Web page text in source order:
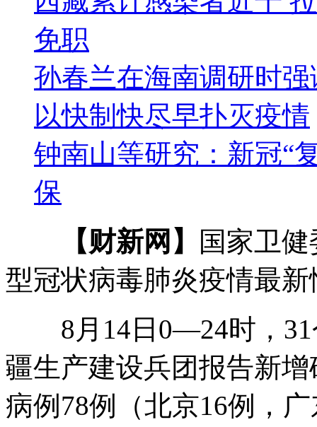
免职
孙春兰在海南调研时
以快制快尽早扑灭疫情
钟南山等研究：新冠“
保
【财新网】
国家卫
型冠状病毒肺炎疫情最新
8月14日0—24时，31
疆生产建设兵团报告新
病例78例（北京16例，